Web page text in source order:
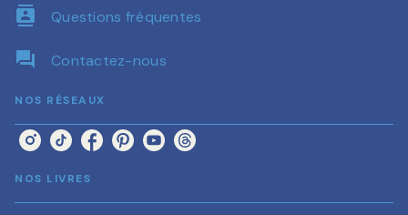
contacts Questions fréquentes
question_answer Contactez-nous
NOS RÉSEAUX
NOS LIVRES